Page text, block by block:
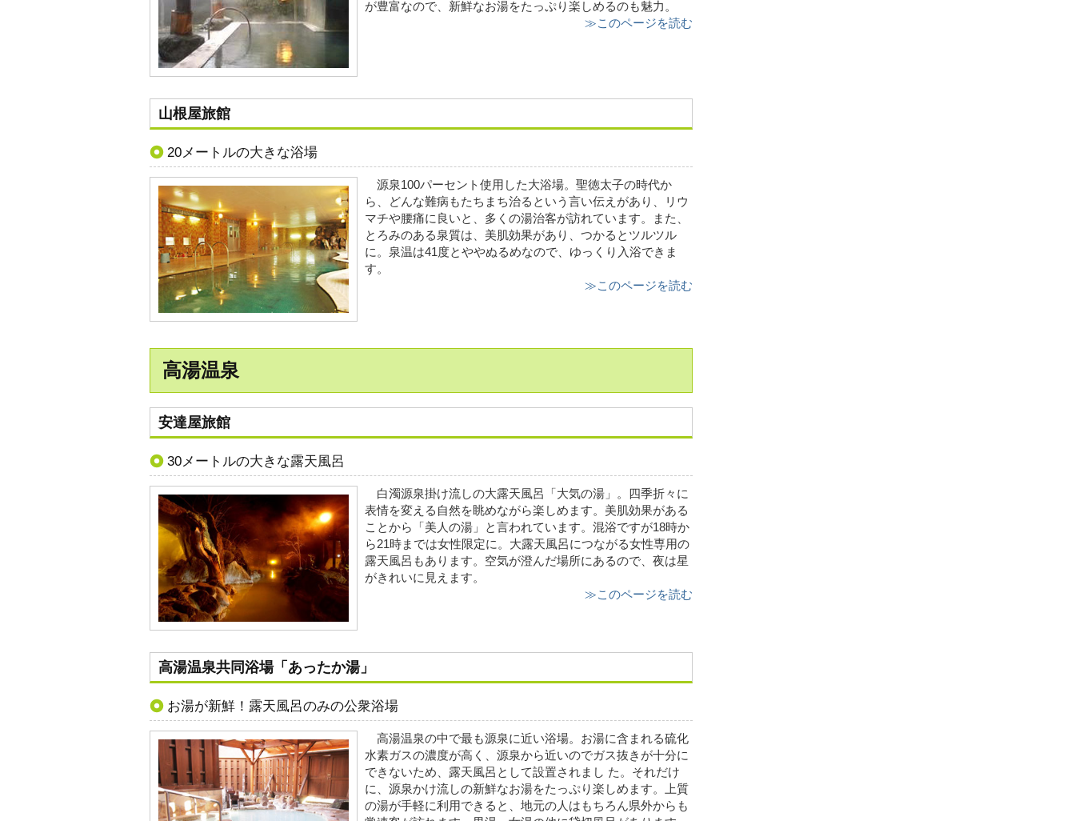
が豊富なので、新鮮なお湯をたっぷり楽しめるのも魅力。
≫このページを読む
山根屋旅館
20メートルの大きな浴場
源泉100パーセント使用した大浴場。聖徳太子の時代か
ら、どんな難病もたちまち治るという言い伝えがあり、リウ
マチや腰痛に良いと、多くの湯治客が訪れています。また、
とろみのある泉質は、美肌効果があり、つかるとツルツル
に。泉温は41度とややぬるめなので、ゆっくり入浴できま
す。
≫このページを読む
高湯温泉
安達屋旅館
30メートルの大きな露天風呂
白濁源泉掛け流しの大露天風呂「大気の湯」。四季折々に
表情を変える自然を眺めながら楽しめます。美肌効果がある
ことから「美人の湯」と言われています。混浴ですが18時か
ら21時までは女性限定に。大露天風呂につながる女性専用の
露天風呂もあります。空気が澄んだ場所にあるので、夜は星
がきれいに見えます。
≫このページを読む
高湯温泉共同浴場「あったか湯」
お湯が新鮮！露天風呂のみの公衆浴場
高湯温泉の中で最も源泉に近い浴場。お湯に含まれる硫化
水素ガスの濃度が高く、源泉から近いのでガス抜きが十分に
できないため、露天風呂として設置されまし た。それだけ
に、源泉かけ流しの新鮮なお湯をたっぷり楽しめます。上質
の湯が手軽に利用できると、地元の人はもちろん県外からも